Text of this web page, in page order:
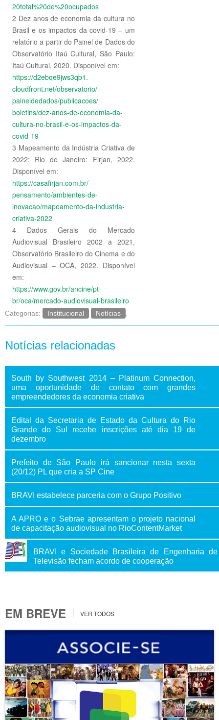
20total%20de%20ocupados
2 Dez anos de economia da cultura no
Brasil e os impactos da covid-19 – um
relatório a partir do Painel de Dados do
Observatório Itaú Cultural, São Paulo:
Itaú Cultural, 2020. Disponível em:
https://d2ebqe9jws3qb1.
cloudfront.net/observatorio/
paineldedados/publicacoes/
boletins/dez-anos-de-economia-da-
cultura-no-brasil-e-os-impactos-da-
covid-19
3 Mapeamento da Indústria Criativa de
2022; Rio de Janeiro: Firjan, 2022.
Disponível em:
https://casafirjan.com.br/
pensamento/ambientes-de-
inovacao/mapeamento-da-industria-
criativa-2022
4 Dados Gerais do Mercado
Audiovisual Brasileiro 2002 a 2021,
Observatório Brasileiro do Cinema e do
Audiovisual – OCA, 2022. Disponível
em:
https://www.gov.br/ancine/pt-
br/oca/mercado-audiovisual-brasileiro
Categorias: Institucional Notícias
Notícias relacionadas
South by Southwest 2014 – Platinum Connection,
uma oportunidade de contato com grandes
empreendedores da economia criativa
Edital da Secretaria de Estado da Cultura do Rio
Grande do Sul recebe inscrições até dia 19 de
dezembro
Prefeito de São Paulo irá sancionar nesta sexta
(20/12) PL que cria a SP Cine
BRAVI estabelece parceria com o Grupo Positivo
A APRO e o Sebrae apresentam o projeto nacional
de capacitação audiovisual no RioContentMarket
BRAVI e Sociedade Brasileira de Engenharia de
Televisão fecham acordo de cooperação
EM BREVE VER TODOS